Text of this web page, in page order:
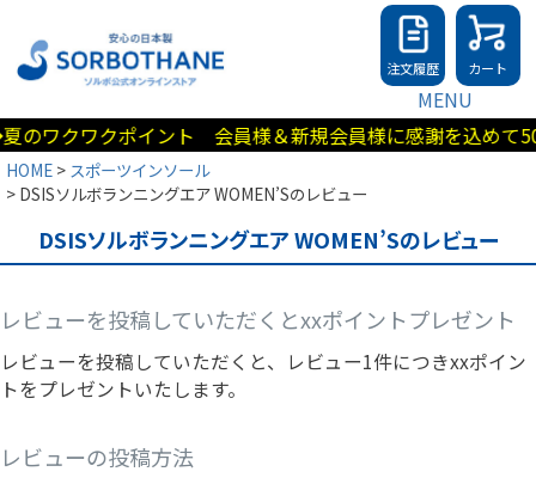
注文履歴 カート
MENU
クワクポイント 会員様＆新規会員様に感謝を込めて500
HOME
スポーツインソール
DSISソルボランニングエア WOMEN’Sのレビュー
DSISソルボランニングエア WOMEN’Sのレビュー
レビューを投稿していただくとxxポイントプレゼント
レビューを投稿していただくと、レビュー1件につきxxポイン
トをプレゼントいたします。
レビューの投稿方法